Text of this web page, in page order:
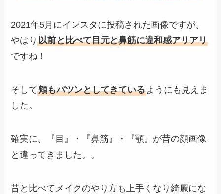
2021年5月にインスタに投稿された画像ですが、
やはり以前と比べて目元と鼻筋に違和感アリアリ
ですね！
そして頬もパツンとしてきているようにも見えま
した。
確実に、『目』・『鼻筋』・『顎』が昔の顔画像
と違ってきました。。
昔と比べてメイクのやり方も上手くなり綺麗にな